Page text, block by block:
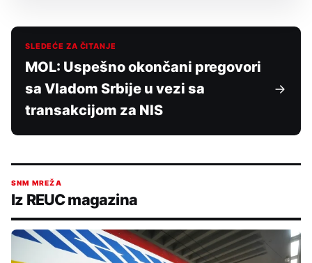
SLEDEĆE ZA ČITANJE
MOL: Uspešno okončani pregovori
sa Vladom Srbije u vezi sa
transakcijom za NIS
SNM MREŽA
Iz REUC magazina